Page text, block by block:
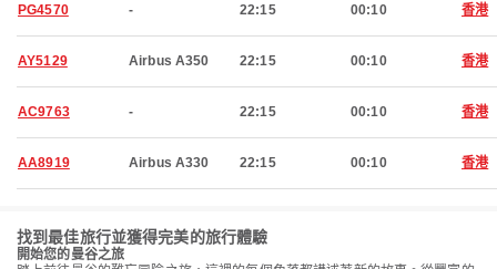
PG4570 - 22:15 00:10 香港
AY5129 Airbus A350 22:15 00:10 香港
AC9763 - 22:15 00:10 香港
AA8919 Airbus A330 22:15 00:10 香港
找到最佳旅行並獲得完美的旅行體驗
開始您的曼谷之旅